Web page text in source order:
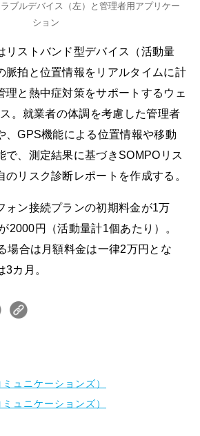
ブルデバイス（左）と管理者用アプリケー
ション
リストバンド型デバイス（活動量
脈拍と位置情報をリアルタイムに計
理と熱中症対策をサポートするウェ
。就業者の体調を考慮した管理者
、GPS機能による位置情報や移動
で、測定結果に基づきSOMPOリス
のリスク診断レポートを作成する。
ォン接続プランの初期料金が1万
2000円（活動量計1個あたり）。
場合は月額料金は一律2万円とな
カ月。
ュニケーションズ）
ュニケーションズ）